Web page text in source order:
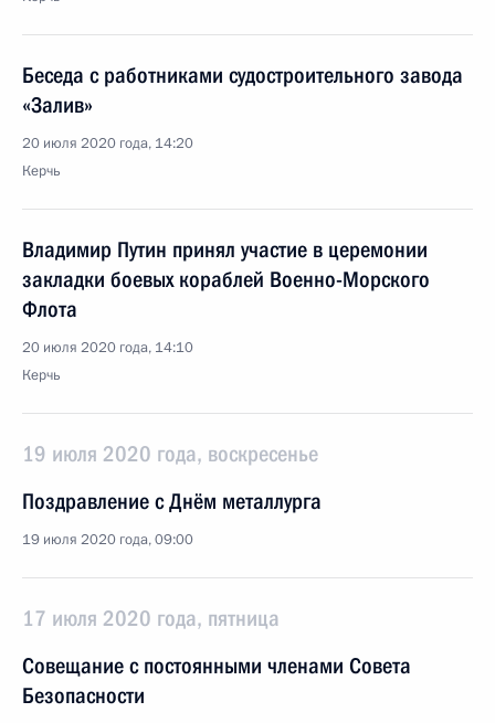
Беседа с работниками судостроительного завода
«Залив»
20 июля 2020 года, 14:20
Керчь
Владимир Путин принял участие в церемонии
закладки боевых кораблей Военно-Морского
Флота
20 июля 2020 года, 14:10
Керчь
19 июля 2020 года, воскресенье
Поздравление с Днём металлурга
19 июля 2020 года, 09:00
17 июля 2020 года, пятница
Совещание с постоянными членами Совета
Безопасности